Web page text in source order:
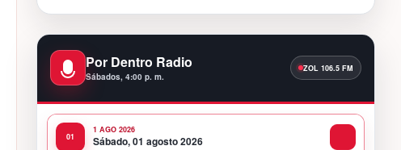
10:16 PM
Santiago
Premios a la Moda Dominicana celebró su
quinta edición en el Teatro Nacional
Por Dentro Radio
Sábados, 4:00 p. m.
1 AGO 2026
Sábado, 01 agosto 2026